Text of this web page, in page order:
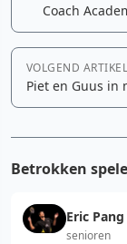
Coach
VOLGEND ARTIKEL
Piet en Guus in
Betrokken
Eric Pang
senioren